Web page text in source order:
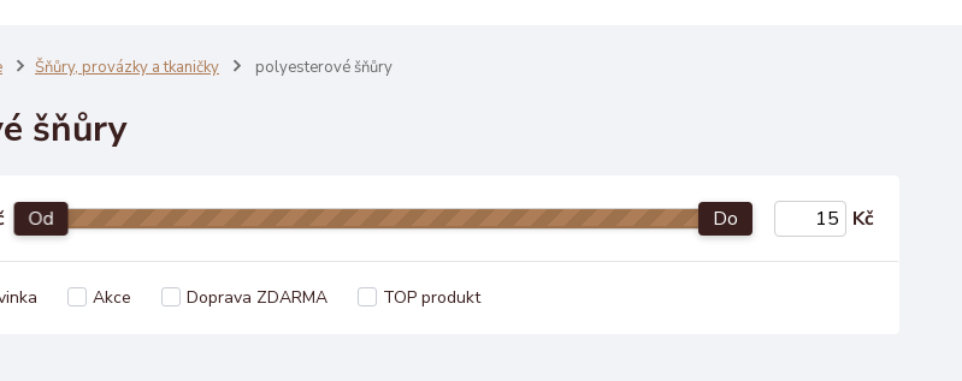
Šňůry, provázky a tkaničky polyesterové šňůry
šňůry
Od Do Kč
Akce Doprava ZDARMA TOP produkt